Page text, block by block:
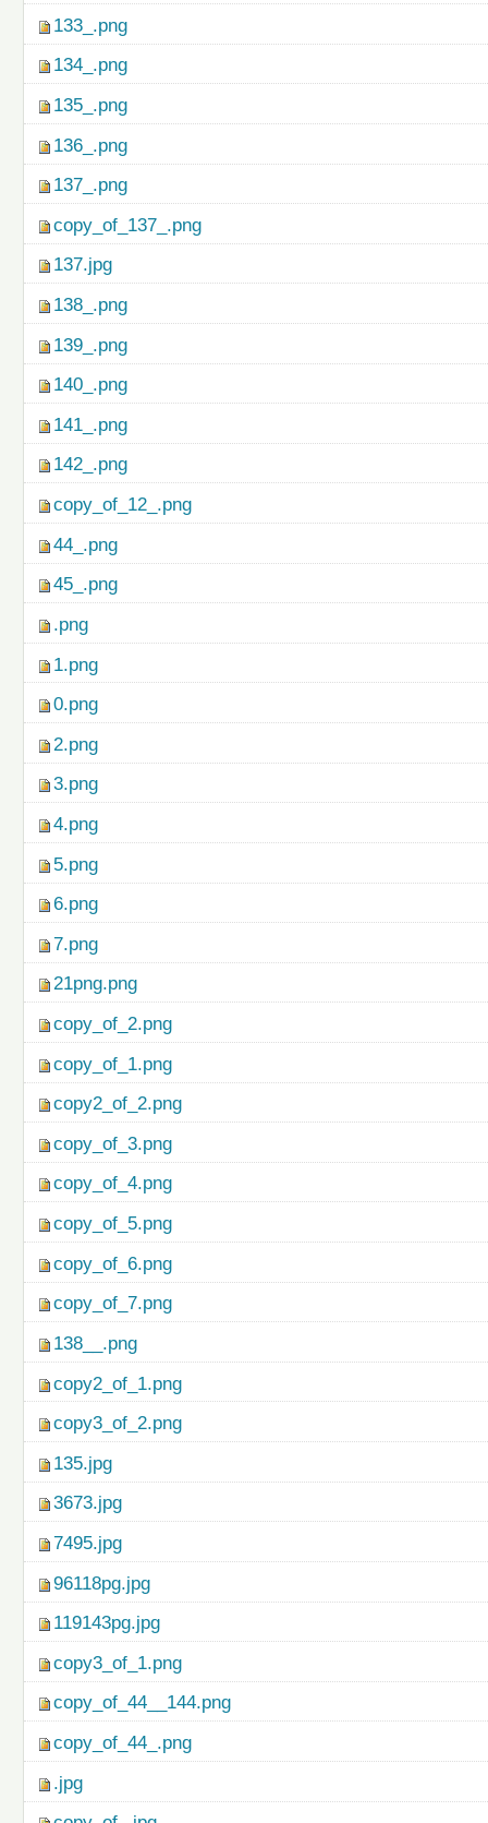
133_.png
134_.png
135_.png
136_.png
137_.png
copy_of_137_.png
137.jpg
138_.png
139_.png
140_.png
141_.png
142_.png
copy_of_12_.png
44_.png
45_.png
.png
1.png
0.png
2.png
3.png
4.png
5.png
6.png
7.png
21png.png
copy_of_2.png
copy_of_1.png
copy2_of_2.png
copy_of_3.png
copy_of_4.png
copy_of_5.png
copy_of_6.png
copy_of_7.png
138__.png
copy2_of_1.png
copy3_of_2.png
135.jpg
3673.jpg
7495.jpg
96118pg.jpg
119143pg.jpg
copy3_of_1.png
copy_of_44__144.png
copy_of_44_.png
.jpg